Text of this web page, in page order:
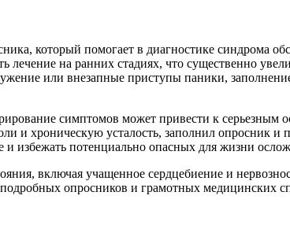
который помогает в диагностике синдрома
лечение на ранних стадиях, что существенно
или внезапные приступы паники,
симптомов может привести к серьезным
и хроническую усталость, заполнил опросник и
избежать потенциально опасных для жизни
включая учащенное сердцебиение и
опросников и грамотных медицинских